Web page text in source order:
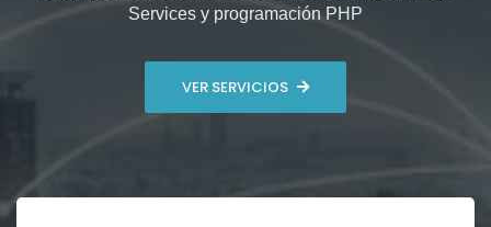
Services y programación PHP
VER SERVICIOS